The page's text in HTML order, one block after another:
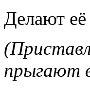
Делают её
прыгают